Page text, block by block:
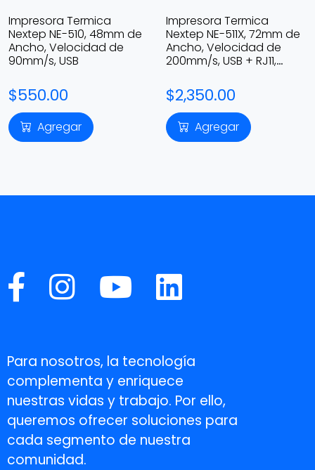
Impresora Termica
Nextep NE-510, 48mm de
Ancho, Velocidad de
90mm/s, USB
$550.00
Agregar
Impresora Termica
Nextep NE-511X, 72mm de
Ancho, Velocidad de
200mm/s, USB + RJ11,
$2,350.00
Agregar
Para nosotros, la tecnología
complementa y enriquece
nuestras vidas y trabajo. Por ello,
queremos ofrecer soluciones para
cada segmento de nuestra
comunidad.